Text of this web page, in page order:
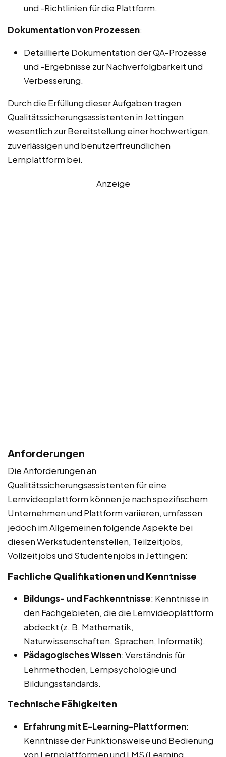
und -Richtlinien für die Plattform.
Dokumentation von Prozessen:
Detaillierte Dokumentation der QA-Prozesse
und -Ergebnisse zur Nachverfolgbarkeit und
Verbesserung.
Durch die Erfüllung dieser Aufgaben tragen
Qualitätssicherungsassistenten in Jettingen
wesentlich zur Bereitstellung einer hochwertigen,
zuverlässigen und benutzerfreundlichen
Lernplattform bei.
Anzeige
Anforderungen
Die Anforderungen an
Qualitätssicherungsassistenten für eine
Lernvideoplattform können je nach spezifischem
Unternehmen und Plattform variieren, umfassen
jedoch im Allgemeinen folgende Aspekte bei
diesen Werkstudentenstellen, Teilzeitjobs,
Vollzeitjobs und Studentenjobs in Jettingen:
Fachliche Qualifikationen und Kenntnisse
Bildungs- und Fachkenntnisse: Kenntnisse in
den Fachgebieten, die die Lernvideoplattform
abdeckt (z. B. Mathematik,
Naturwissenschaften, Sprachen, Informatik).
Pädagogisches Wissen: Verständnis für
Lehrmethoden, Lernpsychologie und
Bildungsstandards.
Technische Fähigkeiten
Erfahrung mit E-Learning-Plattformen:
Kenntnisse der Funktionsweise und Bedienung
von Lernplattformen und LMS (Learning